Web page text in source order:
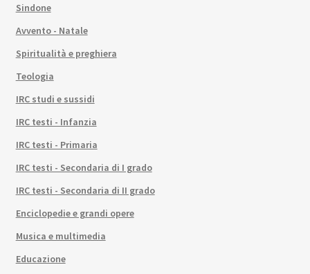
Sindone
Avvento - Natale
Spiritualità e preghiera
Teologia
IRC studi e sussidi
IRC testi - Infanzia
IRC testi - Primaria
IRC testi - Secondaria di I grado
IRC testi - Secondaria di II grado
Enciclopedie e grandi opere
Musica e multimedia
Educazione